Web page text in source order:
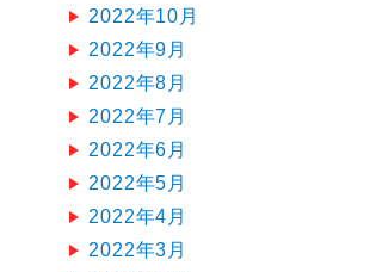
2022年10月
2022年9月
2022年8月
2022年7月
2022年6月
2022年5月
2022年4月
2022年3月